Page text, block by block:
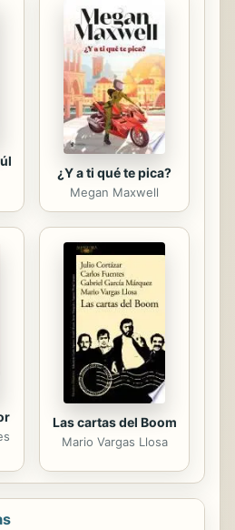
por los antiguos
andinos mediante nudos
coloreadas, Pärssinen
el más actualizado
sobre la organización...
¿Y a ti qué te pica?
Megan Maxwell
Las cartas del Boom
Mario Vargas Llosa